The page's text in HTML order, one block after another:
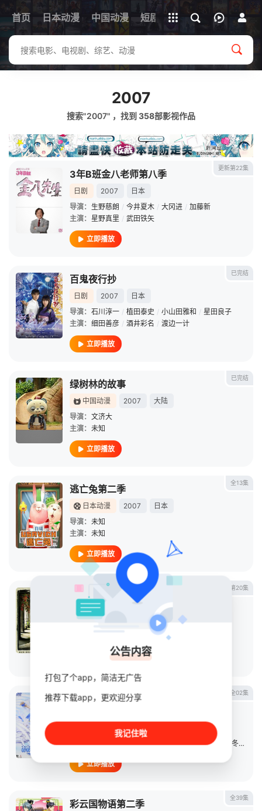
首页 日本动漫 中国动漫 短剧 韩剧 日剧 动漫
下载客户端
立即登录
2007
搜索"2007" ，找到 358部影视作品
更新第22集
3年B班金八老师第八季
日剧 2007
日本
导演： 生野慈朗 / 今井夏木 / 大冈进 / 加藤新
主演： 星野真里 / 武田铁矢
立即播放
已完结
百鬼夜行抄
日剧 2007
日本
导演： 石川淳一 / 植田泰史 / 小山田雅和 / 星田良子
主演： 细田善彦 / 酒井彩名 / 渡边一计
立即播放
已完结
绿树林的故事
中国动漫 2007
大陆
导演： 文济大
主演： 未知
立即播放
全13集
逃亡兔第二季
日本动漫 2007
日本
导演： 未知
主演： 未知
立即播放
更新第20集
放羊的星星
短剧
立威廉 /
立即播放
全02集
我的女神 - 战斗之翼
合田浩章
主演：菊池正美 / 井上喜久子 / 佐久间丽 / 久川绫 冬马由美
立即播放
全39集
彩云国物语第二季
公告内容
打包了个app，简洁无广告
推荐下载app，更欢迎分享
我记住啦